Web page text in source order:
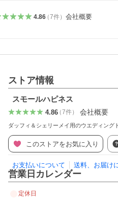
4.86（7件） 会社概要
ストア情報
スモールハピネス
4.86（7件） 会社概要
ダッフィ＆シェリーメイ用のウエディン
このストアをお気に入り
お支払いについて 送料、お届け
営業日カレンダー
定休日